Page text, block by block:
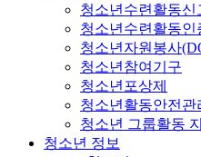
청소년수련활동신
청소년수련활동인
청소년자원봉사
청소년참여기구
청소년포상제
청소년활동안전관
청소년 그룹활동
청소년 정보